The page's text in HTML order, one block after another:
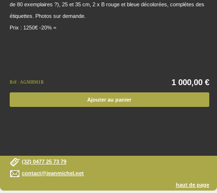
de 80 exemplaires ?), 25 et 35 cm, 2 x B rouge et bleue décolorées, complètes des
étiquettes. Photos sur demande.
Prix : 1250€ -20% =
Réf : AGMBM1B 1 000,00 €
Ajouter au panier
(32) 0477 25 73 79
contact@jeanmichel.net
haut de page